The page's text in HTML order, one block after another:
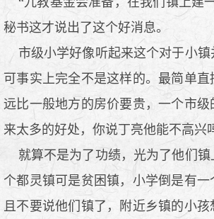
秘书这才说出了这个好消息。
市级小学好像听起来这个对于小镇
可事实上完全不是这样的。最简单
远比一般地方的房价要贵，一个市级
来太多的好处，你说丁亮他能不高兴
就算不是为了功绩，光为了他们镇
个都灵镇可是贫困镇，小学倒是有
且不要说他们镇了，附近乡镇的小